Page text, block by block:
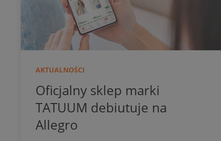
AKTUALNOŚCI
Oficjalny sklep marki
TATUUM debiutuje na
Allegro